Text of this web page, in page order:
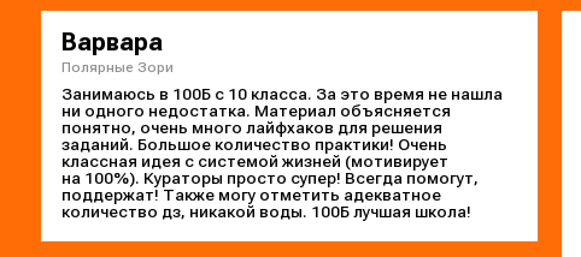
Варвара
Полярные Зори
Занимаюсь в 100Б с 10 класса. За это время не нашла
ни одного недостатка. Материал объясняется
понятно, очень много лайфхаков для решения
заданий. Большое количество практики! Очень
классная идея с системой жизней (мотивирует
на 100%). Кураторы просто супер! Всегда помогут,
поддержат! Также могу отметить адекватное
количество дз, никакой воды. 100Б лучшая школа!